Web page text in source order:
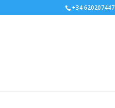
+34 620207447